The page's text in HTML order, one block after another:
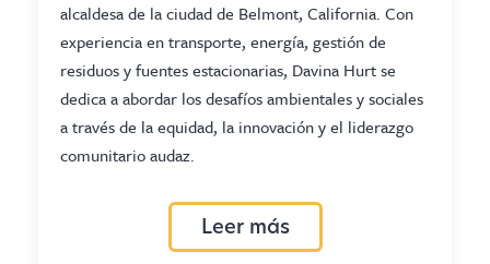
alcaldesa de la ciudad de Belmont, California. Con
experiencia en transporte, energía, gestión de
residuos y fuentes estacionarias, Davina Hurt se
dedica a abordar los desafíos ambientales y sociales
a través de la equidad, la innovación y el liderazgo
comunitario audaz.
Leer más